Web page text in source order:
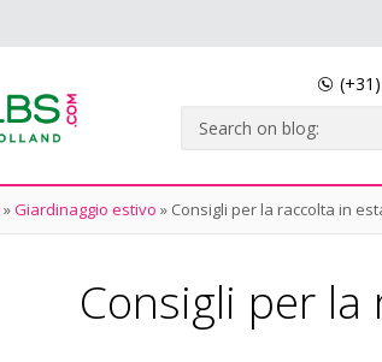
(+31)
»Giardinaggio estivo » Consigli per la raccolta in
Consigli per